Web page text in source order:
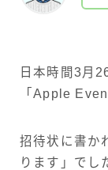
日本時間3月
「Apple
招待状に書か
ります」でし